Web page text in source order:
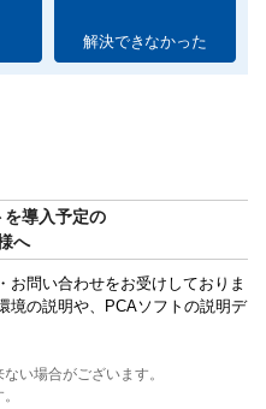
解決できなかった
を導入予定の
へ
お問い合わせをお受けしておりま
境の説明や、PCAソフトの説明デ
い場合がございます。